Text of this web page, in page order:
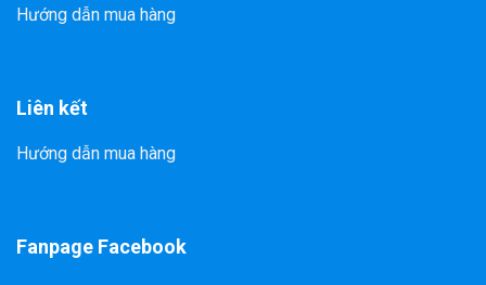
Hướng dẫn mua hàng
Liên kết
Hướng dẫn mua hàng
Fanpage Facebook